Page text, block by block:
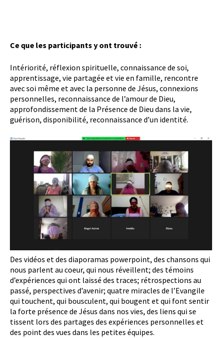
Ce que les participants y ont trouvé :
Intériorité, réflexion spirituelle, connaissance de soi,
apprentissage, vie partagée et vie en famille, rencontre
avec soi même et avec la personne de Jésus, connexions
personnelles, reconnaissance de l’amour de Dieu,
approfondissement de la Présence de Dieu dans la vie,
guérison, disponibilité, reconnaissance d’un identité.
Des vidéos et des diaporamas powerpoint, des chansons qui
nous parlent au coeur, qui nous réveillent; des témoins
d’expériences qui ont laissé des traces; rétrospections au
passé, perspectives d’avenir; quatre miracles de l’Evangile
qui touchent, qui bousculent, qui bougent et qui font sentir
la forte présence de Jésus dans nos vies, des liens qui se
tissent lors des partages des expériences personnelles et
des point des vues dans les petites équipes.